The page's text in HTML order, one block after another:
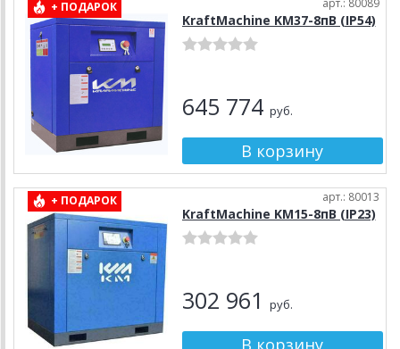
+ ПОДАРОК арт.: 80089
KraftMachine KM37-8пВ (IP54)
645 774 руб.
+ ПОДАРОК арт.: 80013
KraftMachine KM15-8пВ (IP23)
302 961 руб.